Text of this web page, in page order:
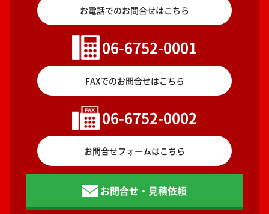
お電話でのお問合せはこちら
06-6752-0001
FAXでのお問合せはこちら
06-6752-0002
お問合せフォームはこちら
お問合せ・見積依頼